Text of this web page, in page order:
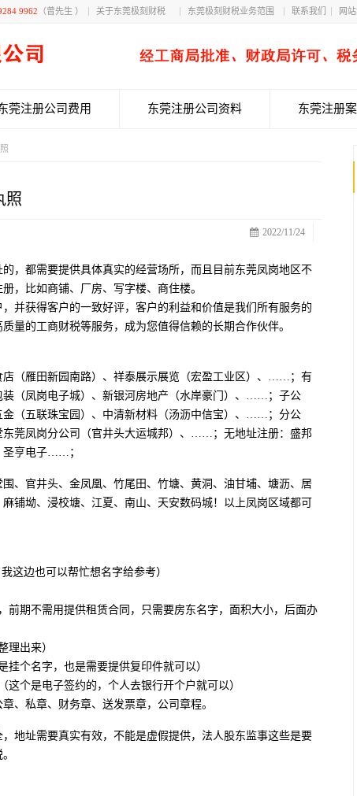
9962 （曾先生 ） 关于东莞极刻财税 东莞极刻财税业务范围 联系我们 网
莞注册公司费用 东莞注册公司资料 东莞注册
照
2022/11/24
，都需要提供具体真实的经营场所，而且目前东莞凤岗地区不
，比如商铺、厂房、写字楼、商住楼。
并获得客户的一致好评，客户的利益和价值是我们所有服务的
量的工商财税等服务，成为您值得信赖的长期合作伙伴。
（雁田新园南路）、祥泰展示展览（宏盈工业区）、……；有
装（凤岗电子城）、新银河房地产（水岸豪门）、……；子公
（五联珠宝园）、中清新材料（汤沥中信宝）、……；分公
莞凤岗分公司（官井头大运城邦）、……；无地址注册：盛邦
圣亨电子……；
、官井头、金凤凰、竹尾田、竹塘、黄洞、油甘埔、塘沥、居
铺坳、浸校塘、江夏、南山、天安数码城！以上凤岗区域都可
这边也可以帮忙想名字给参考）
前期不需用提供租赁合同，只需要房东名字，面积大小，后面办
理出来）
个名字，也是需要提供复印件就可以）
个是电子签约的，个人去银行开个户就可以）
、私章、财务章、送发票章，公司章程。
地址需要真实有效，不能是虚假提供，法人股东监事这些是要